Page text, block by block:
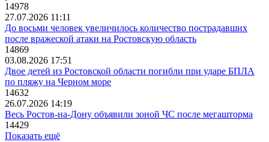
14978
27.07.2026 11:11
До восьми человек увеличилось количество пострадавших
после вражеской атаки на Ростовскую область
14869
03.08.2026 17:51
Двое детей из Ростовской области погибли при ударе БПЛА
по пляжу на Черном море
14632
26.07.2026 14:19
Весь Ростов-на-Дону объявили зоной ЧС после мегашторма
14429
Показать ещё